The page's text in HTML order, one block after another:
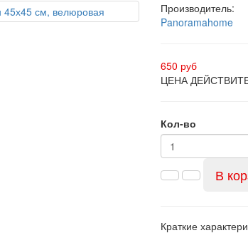
Производитель:
Panoramahome
650 руб
ЦЕНА
Кол-во
В
Краткие